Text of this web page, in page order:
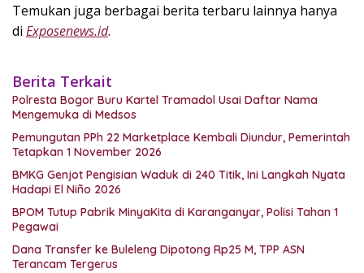
Temukan juga berbagai berita terbaru lainnya hanya
di Exposenews.id.
Berita Terkait
Polresta Bogor Buru Kartel Tramadol Usai Daftar Nama
Mengemuka di Medsos
Pemungutan PPh 22 Marketplace Kembali Diundur, Pemerintah
Tetapkan 1 November 2026
BMKG Genjot Pengisian Waduk di 240 Titik, Ini Langkah Nyata
Hadapi El Niño 2026
BPOM Tutup Pabrik MinyaKita di Karanganyar, Polisi Tahan 1
Pegawai
Dana Transfer ke Buleleng Dipotong Rp25 M, TPP ASN
Terancam Tergerus